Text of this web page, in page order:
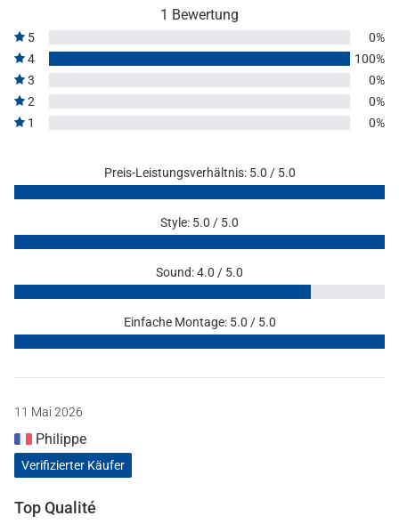
1 Bewertung
5
0%
4
100%
3
0%
2
0%
1
0%
Preis-Leistungsverhältnis: 5.0 / 5.0
Style: 5.0 / 5.0
Sound: 4.0 / 5.0
Einfache Montage: 5.0 / 5.0
11 Mai 2026
Philippe
Verifizierter Käufer
Top Qualité